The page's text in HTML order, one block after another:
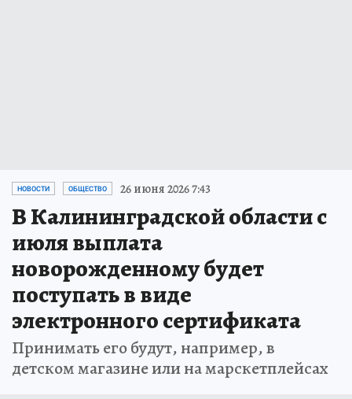
НОВОСТИ ОБЩЕСТВО 26 июня 2026 7:43
В Калининградской области с
июля выплата
новорожденному будет
поступать в виде
электронного сертификата
Принимать его будут, например, в
детском магазине или на марскетплейсах